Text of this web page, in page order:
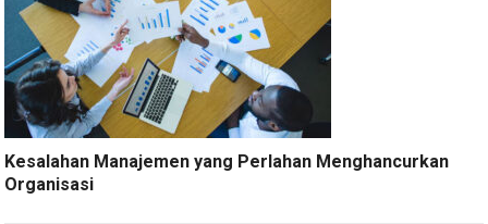
Kesalahan Manajemen yang Perlahan Menghancurkan
Organisasi